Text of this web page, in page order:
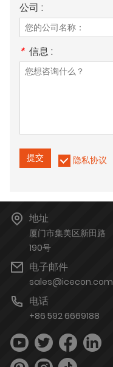
公司 :
* 信息 :
提交 隐私协议
地址
厦门市集美区新田路
190号
电子邮件
sales@icecon.com
电话
+86 592 6669188